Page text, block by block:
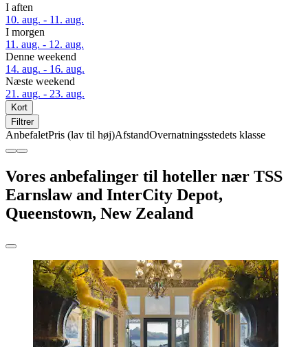
I aften
10. aug. - 11. aug.
I morgen
11. aug. - 12. aug.
Denne weekend
14. aug. - 16. aug.
Næste weekend
21. aug. - 23. aug.
Kort
Filtrer
AnbefaletPris (lav til høj)AfstandOvernatningsstedets klasse
Vores anbefalinger til hoteller nær TSS
Earnslaw and InterCity Depot,
Queenstown, New Zealand